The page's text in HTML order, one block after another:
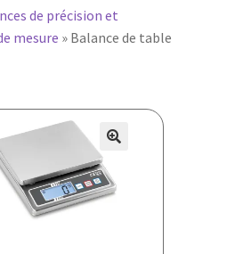
de précision et
mesure » Balance de table